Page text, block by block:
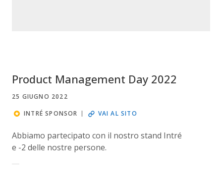
Product Management Day 2022
25 GIUGNO 2022
INTRÉ SPONSOR
VAI AL SITO
Abbiamo partecipato con il nostro stand Intré
e -2 delle nostre persone.